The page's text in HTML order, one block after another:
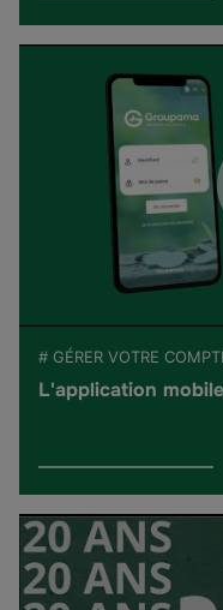
# GÉRER VOTRE
L'application